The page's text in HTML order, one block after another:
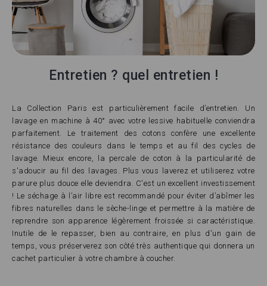
Entretien ? quel entretien !
La Collection Paris est particulièrement facile d’entretien. Un
lavage en machine à 40° avec votre lessive habituelle conviendra
parfaitement. Le traitement des cotons confère une excellente
résistance des couleurs dans le temps et au fil des cycles de
lavage. Mieux encore, la percale de coton à la particularité de
s'adoucir au fil des lavages. Plus vous laverez et utiliserez votre
parure plus douce elle deviendra. C'est un excellent investissement
! Le séchage à l’air libre est recommandé pour éviter d’abîmer les
fibres naturelles dans le sèche-linge et permettre à la matière de
reprendre son apparence légèrement froissée si caractéristique.
Inutile de le repasser, bien au contraire, en plus d'un gain de
temps, vous préserverez son côté très authentique qui donnera un
cachet particulier à votre chambre à coucher.